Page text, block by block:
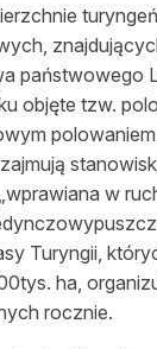
państwowego
objęte tzw.
w
Turyngii,
ha,
rocznie.